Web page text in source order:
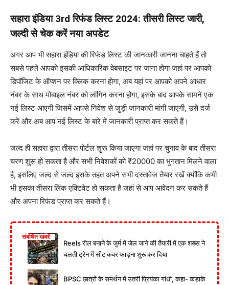
सहारा इंडिया 3rd रिफंड लिस्ट 2024: तीसरी लिस्ट जारी,
जल्दी से चेक करें नया अपडेट
अगर आप भी सहारा इंडिया की रिफंड लिस्ट की जानकारी जानना चाहते हैं तो
सबसे पहले आपको इसकी आधिकारिक वेबसाइट पर जाना होगा जहां पर आपको
डिपॉजिट के ऑप्शन पर क्लिक करना होगा, अब यहां पर आपको अपने आधार
नंबर के साथ मोबाइल नंबर को लॉगिन करना होगा, इसके बाद आपके सामने एक
नई लिस्ट आएगी जिसमें आपसे निवेश से जुड़ी जानकारी मांगी जाएगी, उसे दर्ज
करें और अब आप नई लिस्ट के बारे में जानकारी प्राप्त कर सकते हैं।
जल्द ही सहारा द्वारा तीसरा पोर्टल शुरू किया जाएगा जहां पर चुनाव के बाद तीसरा
चरण शुरू हो सकता है और सभी निवेशकों को ₹20000 का भुगतान मिलने वाला
है, इसलिए जल्द से जल्द इसके तहत अपने सभी दस्तावेज तैयार रखें क्योंकि कभी
भी इसका तीसरा लिंक एक्टिवेट हो सकता है जहां से आप आवेदन कर सकते हैं
और अपना रिफंड प्राप्त कर सकते हैं।
संबंधित खबरें
Reels रील बनाने के जुर्म में जेल जाने की तैयारी में एक शख्स ने
चलती ट्रेन में सीट कवर फाड़ना शुरू कर दिया
BPSC छात्रों के समर्थन में उतरीं प्रियंका गांधी, कहा- कड़ाके